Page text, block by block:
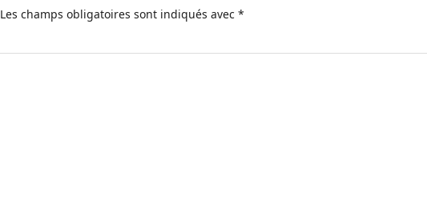
Les champs obligatoires sont indiqués avec *